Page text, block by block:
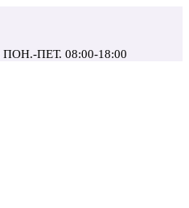
ПОН.-ПЕТ. 08:00-18:00